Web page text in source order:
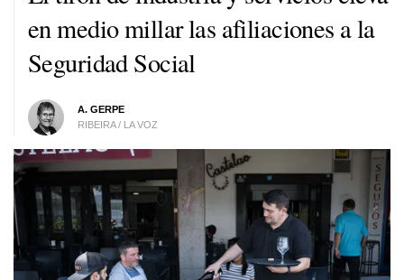
en medio millar las afiliaciones a la
Seguridad Social
A. GERPE
RIBEIRA / LA VOZ